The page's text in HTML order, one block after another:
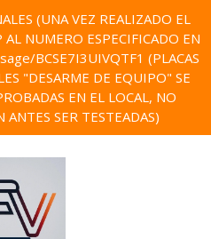
(UNA VEZ REALIZADO EL
NUMERO ESPECIFICADO EN
BCSE7I3UIVQTF1 (PLACAS
"DESARME DE EQUIPO" SE
EN EL LOCAL, NO
ANTES SER TESTEADAS)